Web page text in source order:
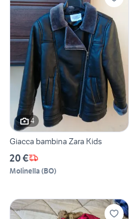
4
Giacca bambina Zara Kids
20 €
Molinella (BO)